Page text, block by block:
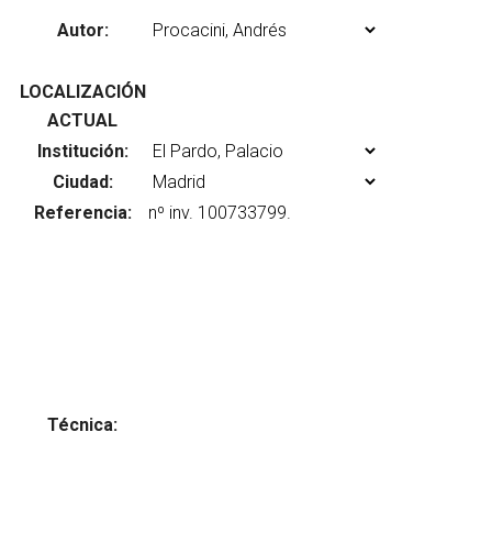
Autor:
LOCALIZACIÓN
ACTUAL
Institución:
Ciudad:
Referencia:
Técnica: